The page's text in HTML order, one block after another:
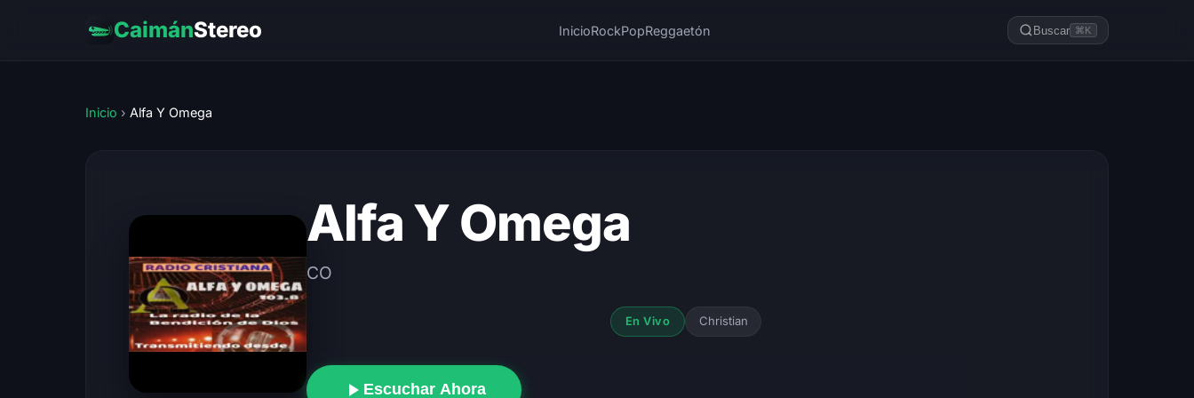
CaimánStereo InicioRockPopReggaetón Buscar ⌘K
Inicio › Alfa Y Omega
Alfa Y Omega
CO
En Vivo Christian
Escuchar Ahora